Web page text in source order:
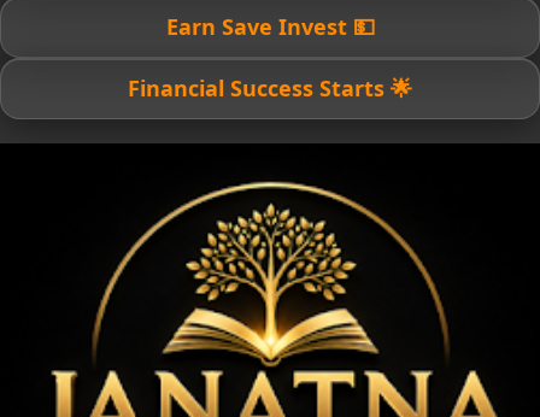
💵 Earn Save Invest
🌟 Financial Success Starts